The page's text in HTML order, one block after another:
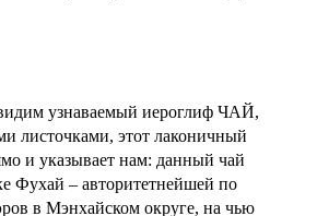
узнаваемый иероглиф ЧАЙ,
листочками, этот лаконичный
и указывает нам: данный чай
Фухай – авторитетнейшей по
в Мэнхайском округе, на чью